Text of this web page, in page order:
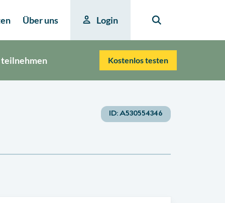
Über uns Login
teilnehmen Kostenlos testen
ID:A530554346